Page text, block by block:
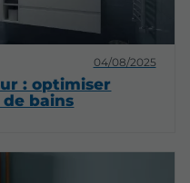
04/08/2025
: optimiser
bains